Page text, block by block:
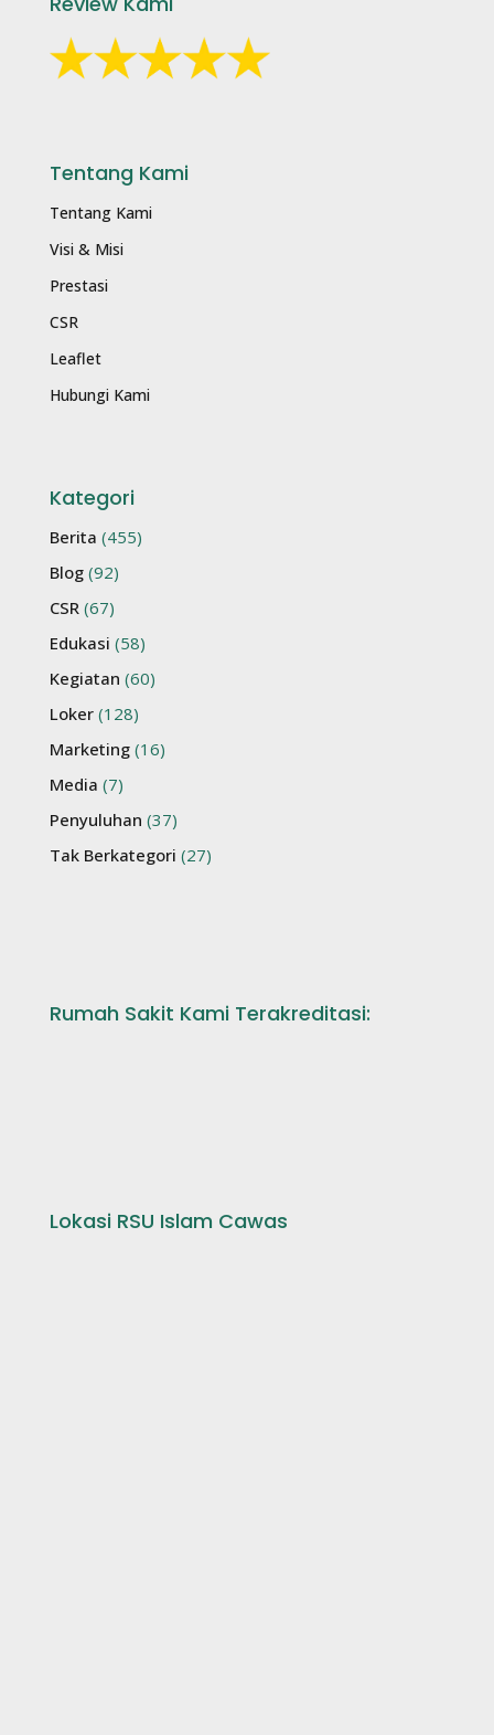
Tentang Kami
Tentang Kami
Visi & Misi
Prestasi
CSR
Leaflet
Hubungi Kami
Kategori
Berita (455)
Blog (92)
CSR (67)
Edukasi (58)
Kegiatan (60)
Loker (128)
Marketing (16)
Media (7)
Penyuluhan (37)
Tak Berkategori (27)
Rumah Sakit Kami Terakreditasi:
Lokasi RSU Islam Cawas